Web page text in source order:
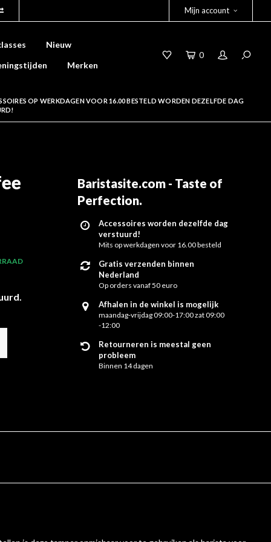
Mijn account
Nieuw
Merken
0
OP WERKDAGEN VOOR 16.00 BESTELD WORDEN DEZELFDE DAG
Baristasite.com - Taste of
Perfection.
Accessoires worden dezelfde dag
verstuurd!
Mits op werkdagen voor 16.00 besteld
Gratis verzenden binnen
Nederland
Op orders vanaf 50 euro
Afhalen in de winkel is mogelijk
maandag-vrijdag 09:00-17:00 zat 09:00
-12:00
Retourneren is meestal geen
probleem
Binnen 14 dagen